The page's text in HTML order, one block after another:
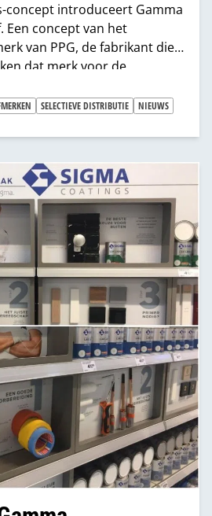
concept introduceert Gamma
Een concept van het
van PPG, de fabrikant die
dat merk voor de
VBS-organisaties zijn
de ketel" en
het.
SELECTIEVE DISTRIBUTIE
NIEUWS